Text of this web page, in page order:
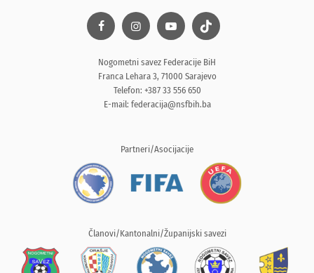
Nogometni savez Federacije BiH
Franca Lehara 3, 71000 Sarajevo
Telefon: +387 33 556 650
E-mail: federacija@nsfbih.ba
Partneri/Asocijacije
Članovi/Kantonalni/Županijski savezi